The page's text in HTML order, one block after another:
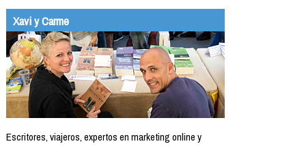
Xavi y Carme
Escritores, viajeros, expertos en marketing online y